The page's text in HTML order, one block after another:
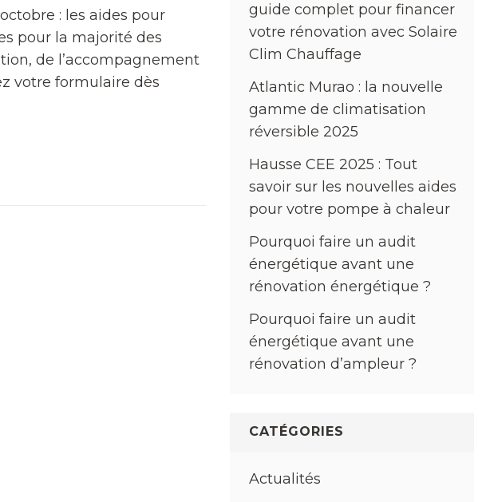
: les aides pour
pour la majorité des
de l’accompagnement
votre formulaire dès
guide complet pour financer
votre rénovation avec Solaire
Clim Chauffage
Atlantic Murao : la nouvelle
gamme de climatisation
réversible 2025
Hausse CEE 2025 : Tout
savoir sur les nouvelles aides
pour votre pompe à chaleur
Pourquoi faire un audit
énergétique avant une
rénovation énergétique ?
Pourquoi faire un audit
énergétique avant une
rénovation d’ampleur ?
CATÉGORIES
Actualités